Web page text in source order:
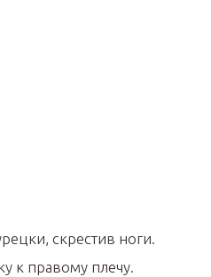
скрестив ноги.
к правому плечу.